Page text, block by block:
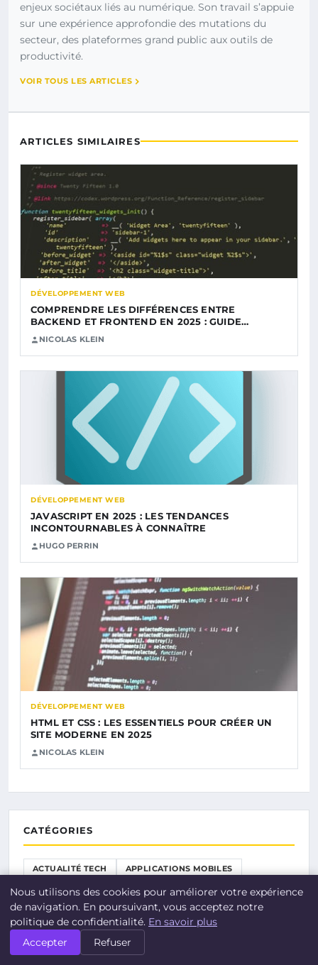
enjeux sociétaux liés au numérique. Son travail s’appuie
sur une expérience approfondie des mutations du
secteur, des plateformes grand public aux outils de
productivité.
VOIR TOUS LES ARTICLES
ARTICLES SIMILAIRES
DÉVELOPPEMENT WEB
COMPRENDRE LES DIFFÉRENCES ENTRE
BACKEND ET FRONTEND EN 2025 : GUIDE…
NICOLAS KLEIN
DÉVELOPPEMENT WEB
JAVASCRIPT EN 2025 : LES TENDANCES
INCONTOURNABLES À CONNAÎTRE
HUGO PERRIN
DÉVELOPPEMENT WEB
HTML ET CSS : LES ESSENTIELS POUR CRÉER UN
SITE MODERNE EN 2025
NICOLAS KLEIN
CATÉGORIES
ACTUALITÉ TECH APPLICATIONS MOBILES
CULTURE NUMÉRIQUE DÉVELOPPEMENT WEB
GENERAL INFORMATIQUE ET LOGICIELS
INTELLIGENCE ARTIFICIELLE OBJETS CONNECTÉS
SÉCURITÉ NUMÉRIQUE
Nous utilisons des cookies pour améliorer votre expérience
de navigation. En poursuivant, vous acceptez notre
politique de confidentialité. En savoir plus
Accepter
Refuser